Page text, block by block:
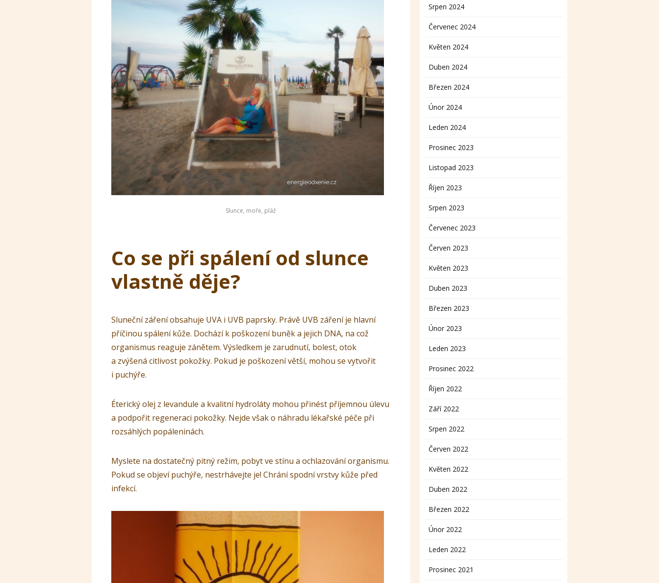
Slunce, moře, pláž
Co se při spálení od slunce
vlastně děje?
Sluneční záření obsahuje UVA i UVB paprsky. Právě UVB záření je hlavní
příčinou spálení kůže. Dochází k poškození buněk a jejich DNA, na což
organismus reaguje zánětem. Výsledkem je zarudnutí, bolest, otok
a zvýšená citlivost pokožky. Pokud je poškození větší, mohou se vytvořit
i puchýře.
Éterický olej z levandule a kvalitní hydroláty mohou přinést příjemnou úlevu
a podpořit regeneraci pokožky. Nejde však o náhradu lékařské péče při
rozsáhlých popáleninách.
Myslete na dostatečný pitný režim, pobyt ve stínu a ochlazování organismu.
Pokud se objeví puchýře, nestrhávejte je! Chrání spodní vrstvy kůže před
infekcí.
Srpen 2024
Červenec 2024
Květen 2024
Duben 2024
Březen 2024
Únor 2024
Leden 2024
Prosinec 2023
Listopad 2023
Říjen 2023
Srpen 2023
Červenec 2023
Červen 2023
Květen 2023
Duben 2023
Březen 2023
Únor 2023
Leden 2023
Prosinec 2022
Říjen 2022
Září 2022
Srpen 2022
Červen 2022
Květen 2022
Duben 2022
Březen 2022
Únor 2022
Leden 2022
Prosinec 2021